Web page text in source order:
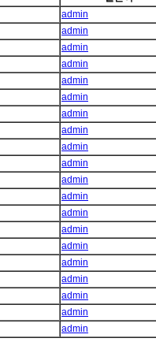
admin
admin
admin
admin
admin
admin
admin
admin
admin
admin
admin
admin
admin
admin
admin
admin
admin
admin
admin
admin